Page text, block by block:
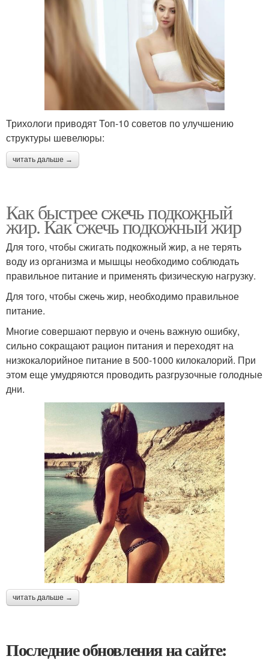
Трихологи приводят Топ-10 советов по улучшению
структуры шевелюры:
читать дальше →
Как быстрее сжечь подкожный
жир. Как сжечь подкожный жир
Для того, чтобы сжигать подкожный жир, а не терять
воду из организма и мышцы необходимо соблюдать
правильное питание и применять физическую нагрузку.
Для того, чтобы сжечь жир, необходимо правильное
питание.
Многие совершают первую и очень важную ошибку,
сильно сокращают рацион питания и переходят на
низкокалорийное питание в 500-1000 килокалорий. При
этом еще умудряются проводить разгрузочные голодные
дни.
читать дальше →
Последние обновления на сайте: